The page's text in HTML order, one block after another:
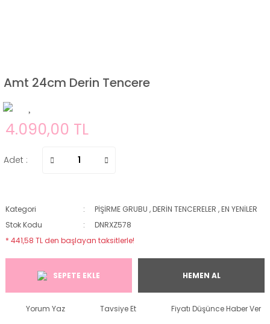
Amt 24cm Derin Tencere
4.090,00 TL
Adet :
Kategori PİŞİRME GRUBU ,DERİN TENCERELER ,EN YENİLER
Stok Kodu
DNRXZ578
* 441,58 TL den başlayan taksitlerle!
SEPETE EKLE HEMEN AL
Yorum Yaz Tavsiye Et Fiyatı Düşünce Haber Ver